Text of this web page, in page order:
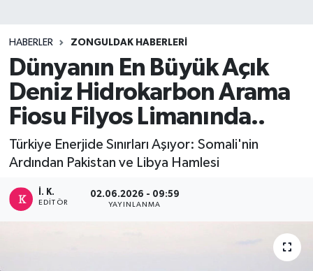
HABERLER ZONGULDAK HABERLERI
Dünyanın En Büyük Açık
Deniz Hidrokarbon Arama
Fiosu Filyos Limanında..
Türkiye Enerjide Sınırları Aşıyor: Somali'nin
Ardından Pakistan ve Libya Hamlesi
İ. K.
EDITÖR
02.06.2026 - 09:59
YAYINLANMA
DÜZCE
EREĞLİ
GÖKÇEBEY
KARABÜK
KASTAMONU